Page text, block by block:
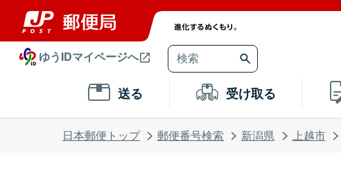
ゆうIDマイページへ
送る 受け取る
日本郵便トップ 郵便番号検索 新潟県 上越市